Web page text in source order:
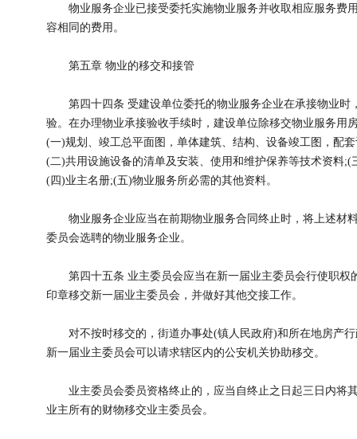
物业服务企业已接受委托实施物业服务并收取相应服务费
容相同的费用。
第五章 物业的移交和接管
第四十四条 受建设单位委托的物业服务企业在承接物业时
验。在办理物业承接验收手续时，建设单位除移交物业服务用
(一)规划、竣工总平面图，单体建筑、结构、设备竣工图，配
(二)共用设施设备的清单及安装、使用和维护保养等技术资料
(四)业主名册;(五)物业服务所必需的其他资料。
物业服务企业应当在前期物业服务合同终止时，将上述材
委员会选聘的物业服务企业。
第四十五条 业主委员会应当在新一届业主委员会行使职权
印章移交新一届业主委员会，并做好其他交接工作。
对不按时移交的，街道办事处(镇人民政府)和所在地房产行
新一届业主委员会可以请求辖区内的公安机关协助移交。
业主委员会委员资格终止的，应当自终止之日起三日内将
业主所有的财物移交业主委员会。